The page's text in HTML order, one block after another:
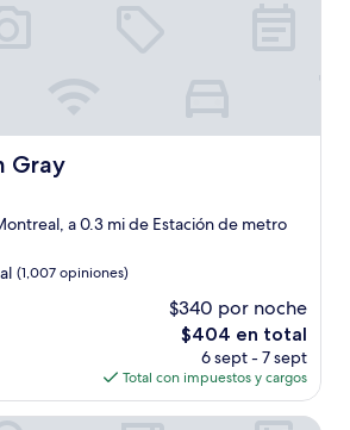
Gray
a 0.3 mi de Estación de metro
(1,007 opiniones)
$340 por noche
El
precio
actual
es
de
$404 en total
6 sept - 7 sept
Total con impuestos y cargos